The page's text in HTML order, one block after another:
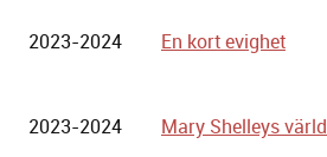
2023-2024 En kort evighet
2023-2024 Mary Shelleys värld